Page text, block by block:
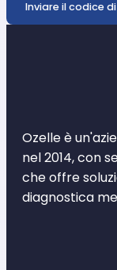
Inviare il codice
Ozelle è
nel 2014, con
che offre
diagnostica